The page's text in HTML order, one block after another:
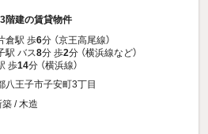
階建の賃貸物件
倉駅 歩6分 （京王高尾線）
駅 バス8分 歩2分 （横浜線など）
歩14分 （横浜線）
八王子市子安町3丁目
/ 木造